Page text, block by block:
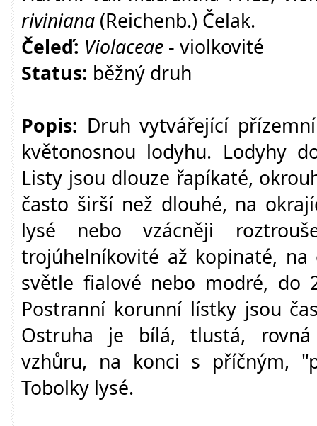
riviniana (Reichenb.) Čelak.
Čeleď: Violaceae - violkovité
Status: běžný druh
Popis: Druh vytvářející
květonosnou lodyhu. Lodyhy
Listy jsou dlouze řapíkaté,
často širší než dlouhé, na
lysé nebo vzácněji
trojúhelníkovité až kopinaté,
světle fialové nebo modré, do
Postranní korunní lístky jsou
Ostruha je bílá, tlustá,
vzhůru, na konci s příčným,
Tobolky lysé.